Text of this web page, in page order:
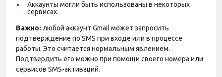
Аккаунты могли быть использованы в некоторых
сервисах.
Важно: любой аккаунт Gmail может запросить
подтверждение по SMS при входе или в процессе
работы. Это считается нормальным явлением.
Подтвердить его можно при помощи своего номера или
сервисов SMS-активаций.